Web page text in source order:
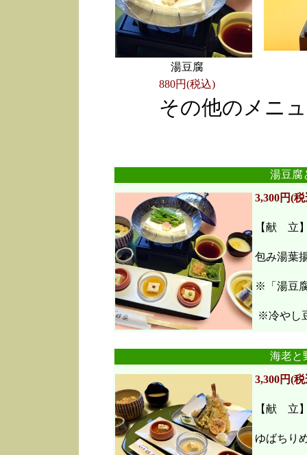
湯豆腐
880円(税込)
その他のメニ
湯豆腐
3,300円(
【献 立
包み湯葉
※「湯豆
※冷やし
海老
3,300円(
【献 立
ゆばちり